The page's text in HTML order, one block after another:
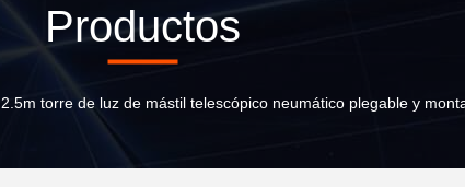
Productos
2.5m torre de luz de mástil telescópico neumático plegable y